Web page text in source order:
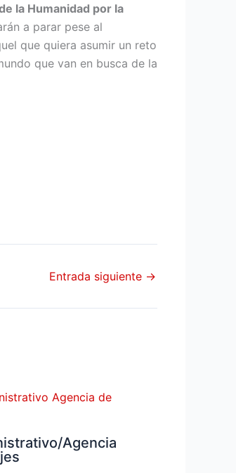
la Humanidad por la
a parar pese al
que quiera asumir un reto
que van en busca de la
Entrada siguiente →
Agencia